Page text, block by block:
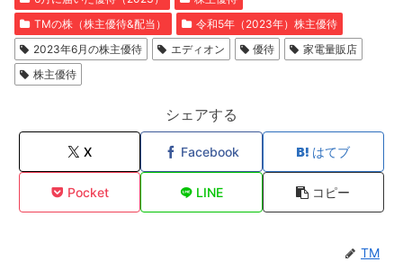
TMの株（株主優待&配当）
令和5年（2023年）株主優待
2023年6月の株主優待
エディオン 優待
家電量販店
株主優待
シェアする
X Facebook はてブ
Pocket LINE コピー
TM